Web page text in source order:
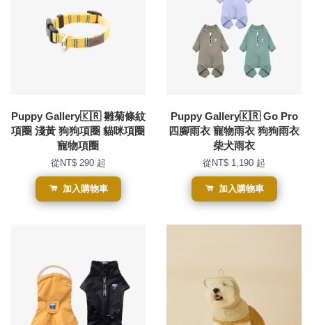
Puppy Gallery🇰🇷 雛菊條紋
項圈 淺黃 狗狗項圈 貓咪項圈
寵物項圈
從 NT$ 290 起
加入購物車
Puppy Gallery🇰🇷 Go Pro
四腳雨衣 寵物雨衣 狗狗雨衣
柴犬雨衣
從 NT$ 1,190 起
加入購物車